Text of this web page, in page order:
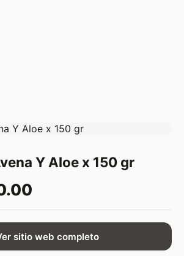
Y Aloe x 150 gr
sitio web completo